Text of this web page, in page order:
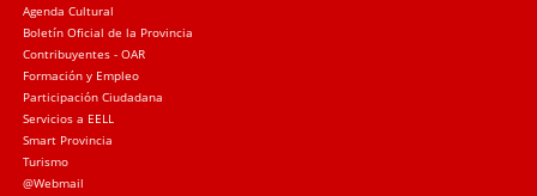
Agenda Cultural
Boletín Oficial de la Provincia
Contribuyentes - OAR
Formación y Empleo
Participación Ciudadana
Servicios a EELL
Smart Provincia
Turismo
@Webmail